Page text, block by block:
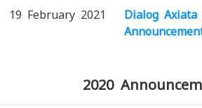
19 February 2021
Dialog Axiata
2020